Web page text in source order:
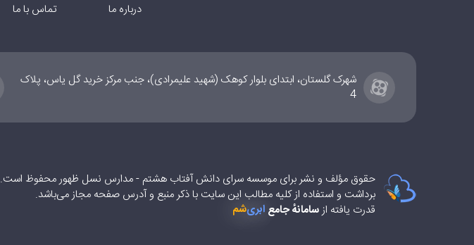
درباره ما تماس با ما
شهرک گلستان، ابتدای بلوار کوهک (شهید علیمرادی)، جنب مرکز خرید گل یاس، پلاک
4
حقوق مؤلف و نشر برای موسسه سرای دانش آفتاب هشتم - مدارس نسل ظهور محفوظ است.
برداشت و استفاده از کلیه مطالب این سایت با ذکر منبع و آدرس صفحه مجاز می‌باشد.
قدرت یافته ازسامانهٔ جامعابری‌شم